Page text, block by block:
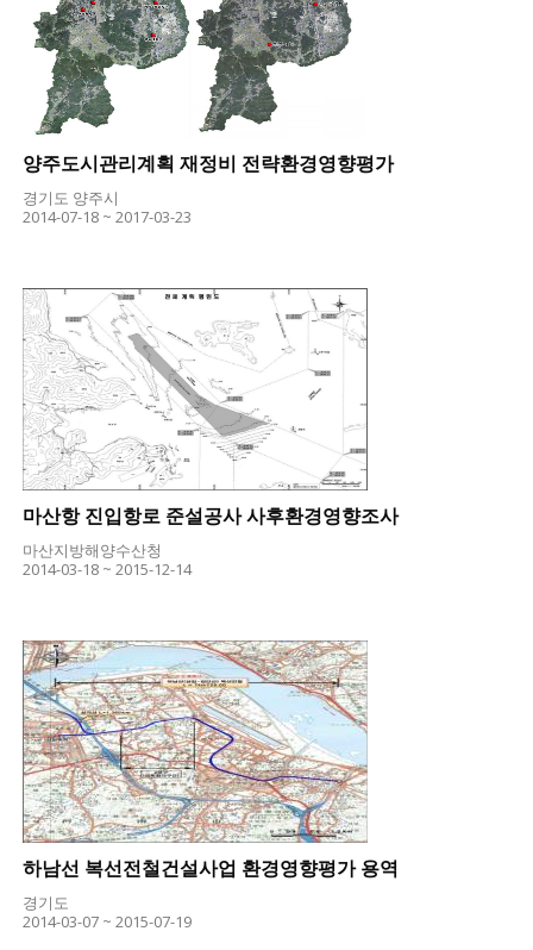
양주도시관리계획 재정비 전략환경영향평가
경기도 양주시
2014-07-18 ~ 2017-03-23
마산항 진입항로 준설공사 사후환경영향조사
마산지방해양수산청
2014-03-18 ~ 2015-12-14
하남선 복선전철건설사업 환경영향평가 용역
경기도
2014-03-07 ~ 2015-07-19